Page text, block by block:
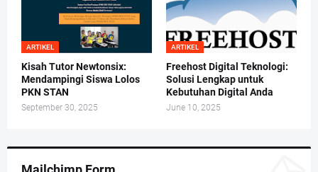
ARTIKEL
Kisah Tutor Newtonsix:
Mendampingi Siswa Lolos
PKN STAN
September 30, 2025
ARTIKEL
Freehost Digital Teknologi:
Solusi Lengkap untuk
Kebutuhan Digital Anda
June 10, 2025